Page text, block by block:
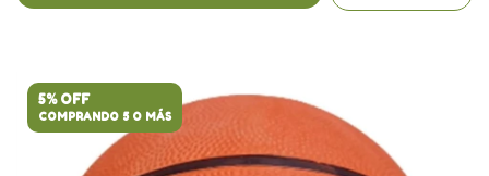
5% OFF
COMPRANDO 5 O MÁS